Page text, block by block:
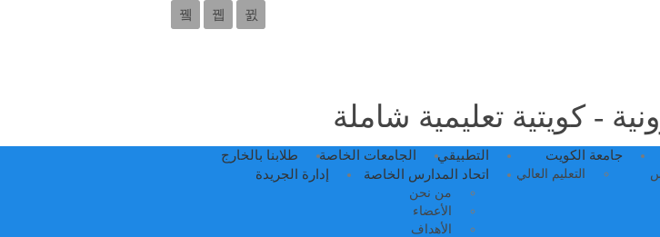
- كويتية تعليمية شاملة
جامعة الكويت
التعليم العالي
التطبيقي الجامعات الخاصة
طلابنا بالخارج
اتحاد المدارس الخاصة
من نحن
الأعضاء
الأهداف
إدارة الجريدة